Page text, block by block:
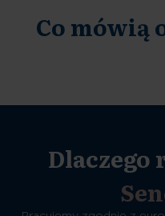
Co mówią